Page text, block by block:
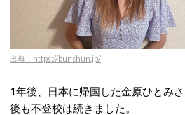
出典：https://bunshun.jp/
1年後、日本に帰国した金原ひとみ
後も不登校は続きました。